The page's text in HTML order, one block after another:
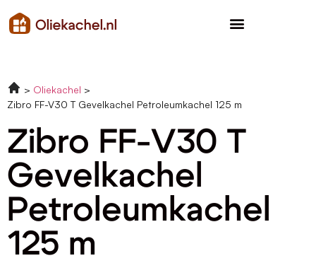
Oliekachel
Zibro FF-V30 T Gevelkachel Petroleumkachel 125 m
Zibro FF-V30 T
Gevelkachel
Petroleumkachel
125 m